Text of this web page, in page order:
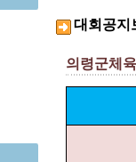
대회공지
의령군체